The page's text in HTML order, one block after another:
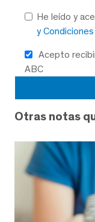
He leído y
y Condiciones
Acepto
ABC
Otras notas